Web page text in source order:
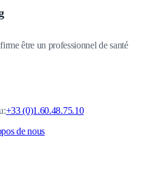
être un professionnel de santé
+33 (0)1.60.48.75.10
de nous